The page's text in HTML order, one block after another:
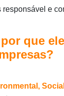
e
que